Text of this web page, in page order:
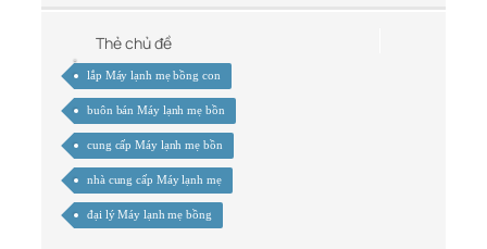
Thẻ chủ đề
lắp Máy lạnh mẹ bồng con
buôn bán Máy lạnh mẹ bồn
cung cấp Máy lạnh mẹ bồn
nhà cung cấp Máy lạnh mẹ
đại lý Máy lạnh mẹ bồng